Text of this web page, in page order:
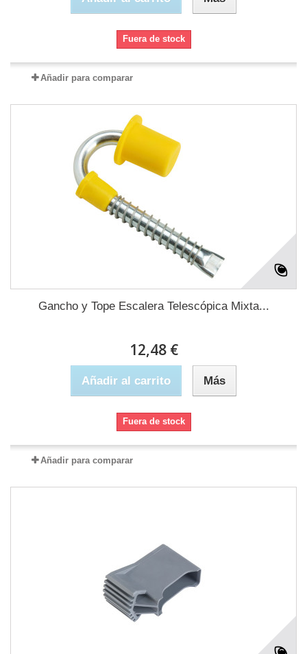
Fuera de stock
Añadir para comparar
Gancho y Tope Escalera Telescópica Mixta...
12,48 €
Añadir al carrito Más
Fuera de stock
Añadir para comparar